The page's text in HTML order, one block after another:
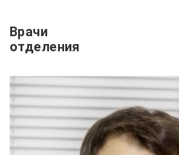
Врачи
отделения